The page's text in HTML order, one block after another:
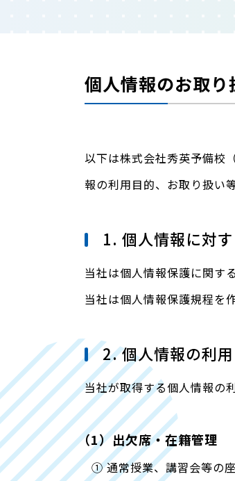
個人情報のお取り
以下は株式会社秀英予備校
報の利用目的、お取り扱い
1. 個人情報に対
当社は個人情報保護に関す
当社は個人情報保護規程を
2. 個人情報の利
当社が取得する個人情報の
（1）出欠席・在籍管理
① 通常授業、講習会等の